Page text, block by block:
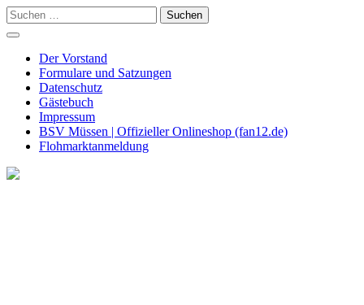
Skip
to
content
Suchen
nach:
Der Vorstand
Formulare und Satzungen
Datenschutz
Gästebuch
Impressum
BSV Müssen | Offizieller Onlineshop (fan12.de)
Flohmarktanmeldung